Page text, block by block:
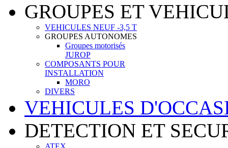
GROUPES ET
VEHICULES NEUF -3,5 T
GROUPES AUTONOMES
Groupes motorisés
JUROP
COMPOSANTS POUR
INSTALLATION
MORO
DIVERS
VEHICULES
DETECTION ET
ATEX